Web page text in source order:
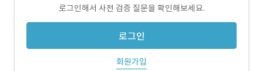
로그인해서 사전 검증 질문을 확인해보세요.
로그인
회원가입